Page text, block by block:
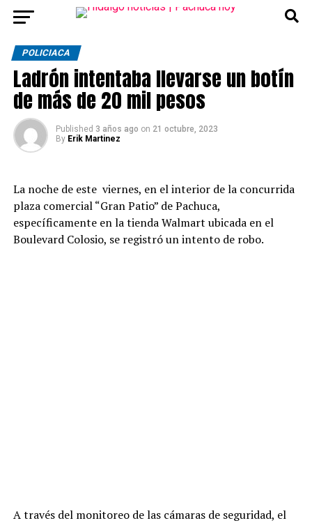
POLICIACA
Ladrón intentaba llevarse un botín
de más de 20 mil pesos
Published 3 años ago on 21 octubre, 2023
By Erik Martinez
La noche de este viernes, en el interior de la concurrida
plaza comercial “Gran Patio” de Pachuca,
específicamente en la tienda Walmart ubicada en el
Boulevard Colosio, se registró un intento de robo.
A través del monitoreo de las cámaras de seguridad, el